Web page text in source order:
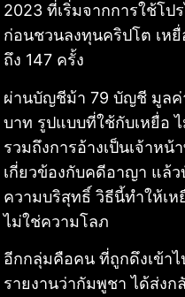
2023 ที่เริ่มจากการใช้โ
ก่อนชวนลงทุนคริปโต เห
ถึง 147 ครั้ง
ผ่านบัญชีม้า 79 บัญชี มูลค่
บาท รูปแบบที่ใช้กับเหยื่อ
รวมถึงการอ้างเป็นเจ้าหน้
เกี่ยวข้องกับคดีอาญา แล้
ความบริสุทธิ์ วิธีนี้ทำให้เ
ไม่ใช่ความโลภ
อีกกลุ่มคือคน ที่ถูกดึงเข้า
รายงานว่ากัมพูชา ได้ส่ง